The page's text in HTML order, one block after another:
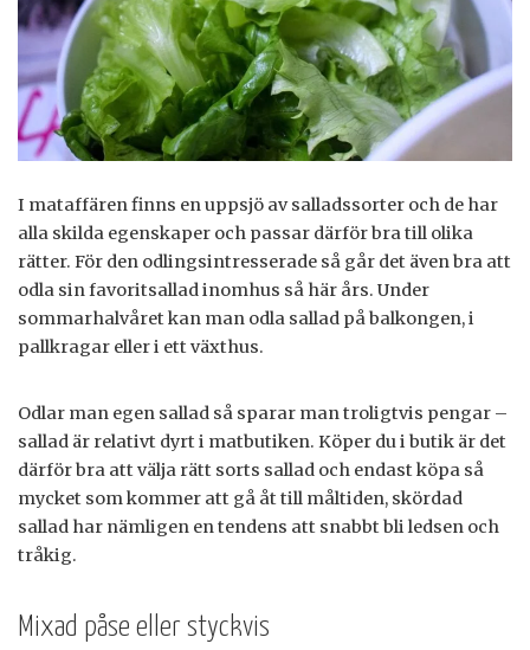
I mataffären finns en uppsjö av salladssorter och de har
alla skilda egenskaper och passar därför bra till olika
rätter. För den odlingsintresserade så går det även bra att
odla sin favoritsallad inomhus så här års. Under
sommarhalvåret kan man odla sallad på balkongen, i
pallkragar eller i ett växthus.
Odlar man egen sallad så sparar man troligtvis pengar –
sallad är relativt dyrt i matbutiken. Köper du i butik är det
därför bra att välja rätt sorts sallad och endast köpa så
mycket som kommer att gå åt till måltiden, skördad
sallad har nämligen en tendens att snabbt bli ledsen och
tråkig.
Mixad påse eller styckvis